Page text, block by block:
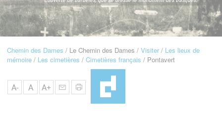
Navigation
Fil
Chemin des Dames Le Chemin des Dames Visiter
Les lieux de
mémoire
Les cimetières Cimetières français Pontavert
A- A A+